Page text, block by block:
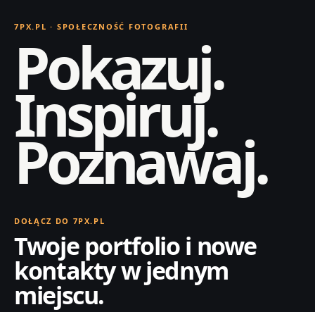
7PX.PL · SPOŁECZNOŚĆ FOTOGRAFII
Pokazuj.
Inspiruj.
Poznawaj.
DOŁĄCZ DO 7PX.PL
Twoje portfolio i nowe
kontakty w jednym
miejscu.